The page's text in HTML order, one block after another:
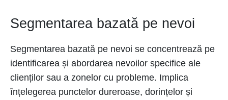
Segmentarea bazată pe nevoi
Segmentarea bazată pe nevoi se concentrează pe
identificarea și abordarea nevoilor specifice ale
clienților sau a zonelor cu probleme. Implica
înțelegerea punctelor dureroase, dorințelor și